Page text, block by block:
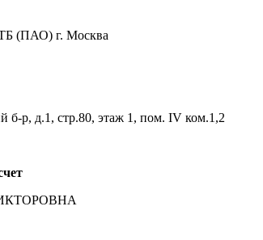
(ПАО) г. Москва
б-р, д.1, стр.80, этаж 1, пом. IV ком.1,2